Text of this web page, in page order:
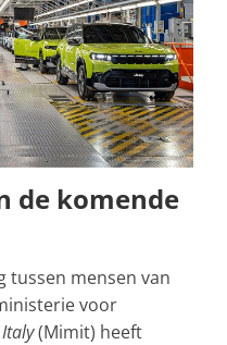
de komende
tussen mensen van
voor
(Mimit) heeft